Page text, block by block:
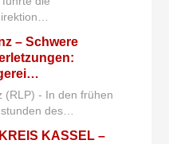
– Schwere
(RLP) - In den frühen
des…
KASSEL –